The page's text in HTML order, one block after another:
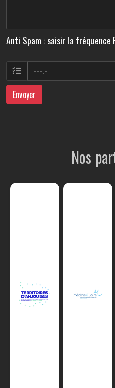
Anti Spam : saisir la fréquence
Envoyer
Nos